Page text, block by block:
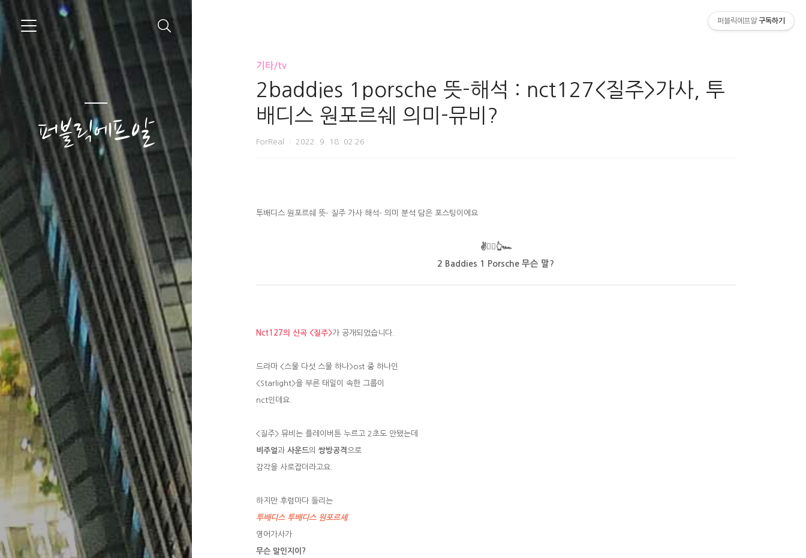
퍼블릭에프알
기타/tv
2baddies 1porsche 뜻-해석 : nct127<질주>가사, 투
배디스 원포르쉐 의미-뮤비?
ForReal 2022. 9. 18. 02:26
투배디스 원포르쉐 뜻- 질주 가사 해석- 의미 분석 담은 포스팅이에요
✌🧟‍♀️👆🏎
2 Baddies 1 Porsche 무슨 말?
Nct127의 신곡 <질주>가 공개되었습니다.
드라마 <스물 다섯 스물 하나>ost 중 하나인
<Starlight>을 부른 태일이 속한 그룹이
nct인데요.
<질주> 뮤비는 플레이버튼 누르고 2초도 안됐는데
비주얼과사운드의 쌍방공격으로
감각을 사로잡더라고요.
하지만 후렴마다 들리는
투배디스 투배디스 원포르셰
영어가사가
무슨 말인지이?
퍼블릭에프알 구독하기